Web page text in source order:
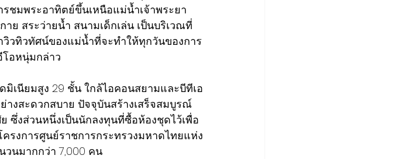
ชมพระอาทิตย์ขึ้นเหนือแม่น้ำเจ้าพระยา
ย สระว่ายน้ำ สนามเด็กเล่น เป็นบริเวณที่
วทิวทัศน์ของแม่น้ำที่จะทำให้ทุกวันของการ
โอหนุ่มกล่าว
เนียมสูง 29 ชั้น ใกล้ไอคอนสยามและบีทีเอ
างสะดวกสบาย ปัจจุบันสร้างเสร็จสมบูรณ์
ซึ่งส่วนหนึ่งเป็นนักลงทุนที่ซื้อห้องชุดไว้เพื่อ
รงการศูนย์ราชการกระทรวงมหาดไทยแห่ง
วนมากกว่า 7,000 คน